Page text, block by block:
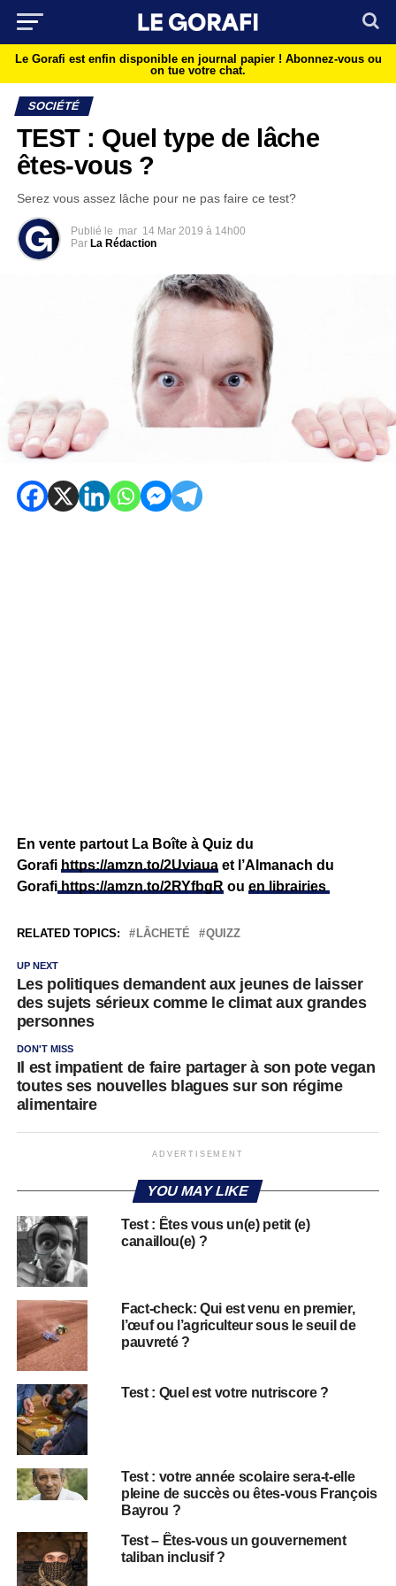
Le Gorafi est enfin disponible en journal papier ! Abonnez-vous ou
on tue votre chat.
SOCIÉTÉ
TEST : Quel type de lâche
êtes-vous ?
Serez vous assez lâche pour ne pas faire ce test?
Publié le mar 14 Mar 2019 à 14h00
Par La Rédaction
En vente partout La Boîte à Quiz du
Gorafi https://amzn.to/2Uviauaet l’Almanach du
Gorafihttps://amzn.to/2RYfbgRou en librairies
RELATED TOPICS: LÂCHETÉ QUIZZ
UP NEXT
Les politiques demandent aux jeunes de laisser
des sujets sérieux comme le climat aux grandes
personnes
DON'T MISS
Il est impatient de faire partager à son pote vegan
toutes ses nouvelles blagues sur son régime
alimentaire
ADVERTISEMENT
YOU MAY LIKE
Test : Êtes vous un(e) petit (e)
canaillou(e) ?
Fact-check: Qui est venu en premier,
l’œuf ou l’agriculteur sous le seuil de
pauvreté ?
Test : Quel est votre nutriscore ?
Test : votre année scolaire sera-t-elle
pleine de succès ou êtes-vous François
Bayrou ?
Test – Êtes-vous un gouvernement
taliban inclusif ?